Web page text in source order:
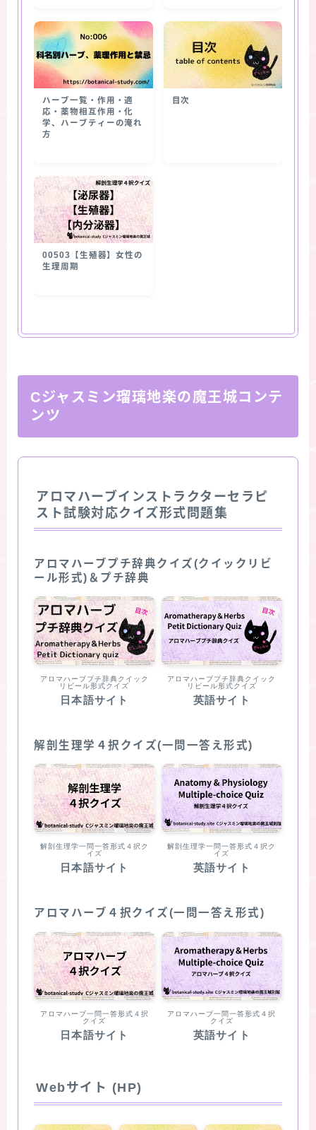
ハーブ一覧・作用・適
応・薬物相互作用・化
学、ハーブティーの淹れ
方
目次
00503【生殖器】女性の
生理周期
Cジャスミン瑠璃地楽の魔王城コンテ
ンツ
アロマハーブインストラクターセラピ
スト試験対応クイズ形式問題集
アロマハーブプチ辞典クイズ(クイックリビ
ール形式)＆プチ辞典
アロマハーブプチ辞典クイック
リビール形式クイズ
日本語サイト
アロマハーブプチ辞典クイック
リビール形式クイズ
英語サイト
解剖生理学４択クイズ(一問一答え形式)
解剖生理学一問一答形式４択ク
イズ
日本語サイト
解剖生理学一問一答形式４択ク
イズ
英語サイト
アロマハーブ４択クイズ(一問一答え形式)
アロマハーブ一問一答形式４択
クイズ
日本語サイト
アロマハーブ一問一答形式４択
クイズ
英語サイト
Webサイト (HP)